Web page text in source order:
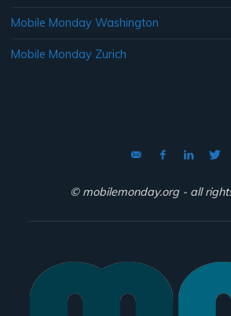
Mobile Monday Washington
Mobile Monday Zurich
© mobilemonday.org - all